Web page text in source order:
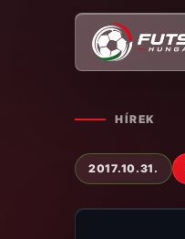
HÍREK
2017.10.31.